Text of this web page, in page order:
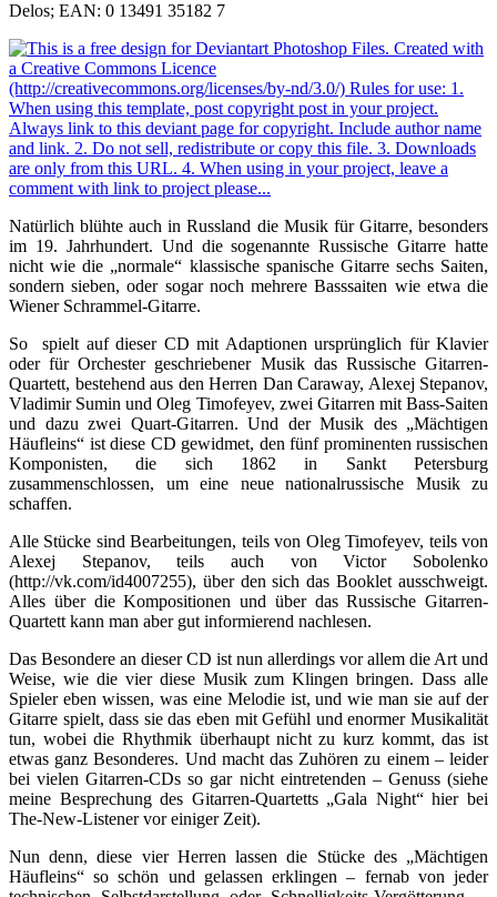
Delos; EAN: 0 13491 35182 7
Natürlich blühte auch in Russland die Musik für Gitarre, besonders
im 19. Jahrhundert. Und die sogenannte Russische Gitarre hatte
nicht wie die „normale“ klassische spanische Gitarre sechs Saiten,
sondern sieben, oder sogar noch mehrere Basssaiten wie etwa die
Wiener Schrammel-Gitarre.
So spielt auf dieser CD mit Adaptionen ursprünglich für Klavier
oder für Orchester geschriebener Musik das Russische Gitarren-
Quartett, bestehend aus den Herren Dan Caraway, Alexej Stepanov,
Vladimir Sumin und Oleg Timofeyev, zwei Gitarren mit Bass-Saiten
und dazu zwei Quart-Gitarren. Und der Musik des „Mächtigen
Häufleins“ ist diese CD gewidmet, den fünf prominenten russischen
Komponisten, die sich 1862 in Sankt Petersburg
zusammenschlossen, um eine neue nationalrussische Musik zu
schaffen.
Alle Stücke sind Bearbeitungen, teils von Oleg Timofeyev, teils von
Alexej Stepanov, teils auch von Victor Sobolenko
(http://vk.com/id4007255), über den sich das Booklet ausschweigt.
Alles über die Kompositionen und über das Russische Gitarren-
Quartett kann man aber gut informierend nachlesen.
Das Besondere an dieser CD ist nun allerdings vor allem die Art und
Weise, wie die vier diese Musik zum Klingen bringen. Dass alle
Spieler eben wissen, was eine Melodie ist, und wie man sie auf der
Gitarre spielt, dass sie das eben mit Gefühl und enormer Musikalität
tun, wobei die Rhythmik überhaupt nicht zu kurz kommt, das ist
etwas ganz Besonderes. Und macht das Zuhören zu einem – leider
bei vielen Gitarren-CDs so gar nicht eintretenden – Genuss (siehe
meine Besprechung des Gitarren-Quartetts „Gala Night“ hier bei
The-New-Listener vor einiger Zeit).
Nun denn, diese vier Herren lassen die Stücke des „Mächtigen
Häufleins“ so schön und gelassen erklingen – fernab von jeder